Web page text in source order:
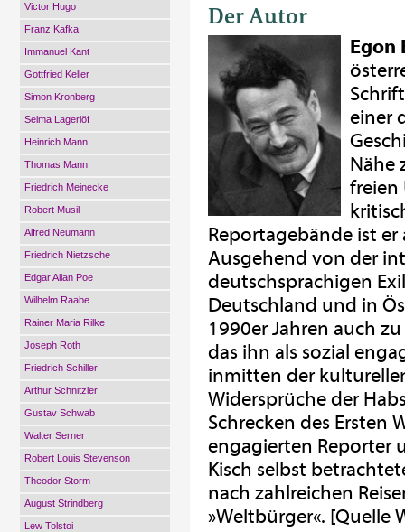
Victor Hugo
Franz Kafka
Immanuel Kant
Gottfried Keller
Simon Kronberg
Selma Lagerlöf
Heinrich Mann
Thomas Mann
Friedrich Meinecke
Robert Musil
Alfred Neumann
Friedrich Nietzsche
Edgar Allan Poe
Wilhelm Raabe
Rainer Maria Rilke
Joseph Roth
Friedrich Schiller
Arthur Schnitzler
Gustav Schwab
Walter Serner
Robert Louis Stevenson
Theodor Storm
August Strindberg
Lew Tolstoi
Der Autor
Egon
einer
Nähe
freien
Reportagebände ist er
Ausgehend von der
deutschsprachigen
Deutschland und in
1990er Jahren auch
das ihn als sozial
inmitten der
Widersprüche der
Schrecken des Ersten
engagierten Reporter
Kisch selbst
nach zahlreichen
»Weltbürger«. [Quelle